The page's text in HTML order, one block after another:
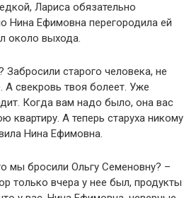
Лариса обязательно
Нина Ефимовна перегородила ей
около выхода.
Забросили старого человека, не
А свекровь твоя болеет. Уже
Когда вам надо было, она вас
квартиру. А теперь старуха никому
Нина Ефимовна.
мы бросили Ольгу Семеновну? –
только вчера у нее был, продукты